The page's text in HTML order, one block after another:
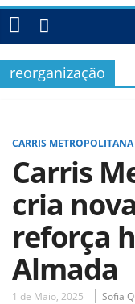
reorganização
CARRIS METROPOLITANA
Carris
cria
reforça
Almada
1 de Maio, 2025 Sofia